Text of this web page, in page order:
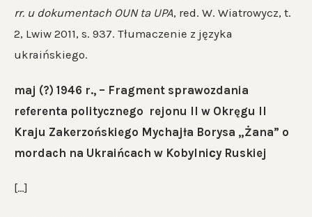
rr. u dokumentach OUN ta UPA, red. W. Wiatrowycz, t.
2, Lwiw 2011, s. 937. Tłumaczenie z języka
ukraińskiego.
maj (?) 1946 r., – Fragment sprawozdania
referenta politycznego rejonu II w Okręgu II
Kraju Zakerzońskiego Mychajła Borysa „Żana” o
mordach na Ukraińcach w Kobylniсy Ruskiej
[…]